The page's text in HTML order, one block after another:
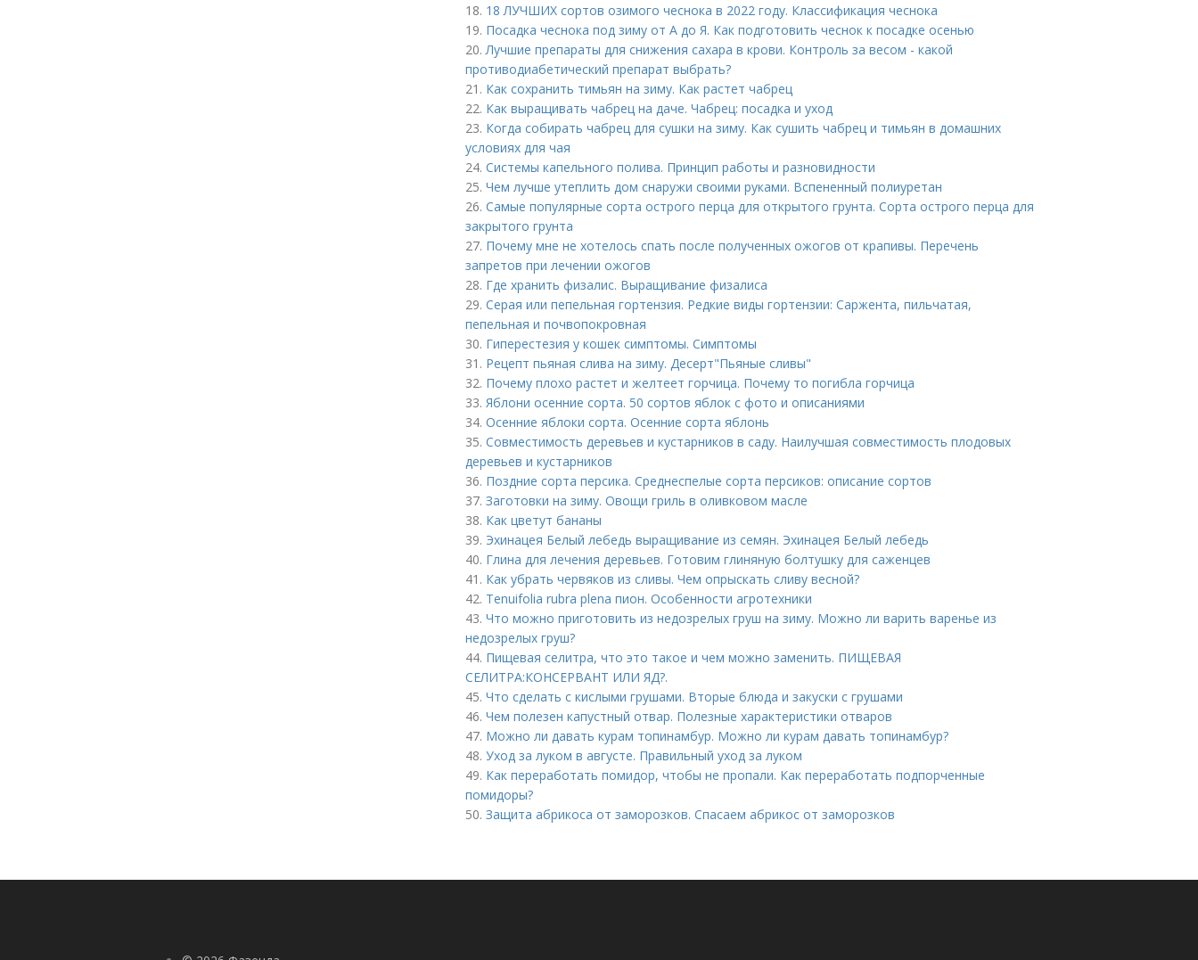
18. 18 ЛУЧШИХ сортов озимого чеснока в 2022 году. Классификация чеснока
19. Посадка чеснока под зиму от А до Я. Как подготовить чеснок к посадке осенью
20.Лучшие препараты для снижения сахара в крови. Контроль за весом - какой
противодиабетический препарат выбрать?
21. Как сохранить тимьян на зиму. Как растет чабрец
22. Как выращивать чабрец на даче. Чабрец: посадка и уход
23. Когда собирать чабрец для сушки на зиму. Как сушить чабрец и тимьян в домашних
условиях для чая
24. Системы капельного полива. Принцип работы и разновидности
25. Чем лучше утеплить дом снаружи своими руками. Вспененный полиуретан
26. Самые популярные сорта острого перца для открытого грунта. Сорта острого перца для
закрытого грунта
27. Почему мне не хотелось спать после полученных ожогов от крапивы. Перечень
запретов при лечении ожогов
28. Где хранить физалис. Выращивание физалиса
29. Серая или пепельная гортензия. Редкие виды гортензии: Саржента, пильчатая,
пепельная и почвопокровная
30. Гиперестезия у кошек симптомы. Симптомы
31. Рецепт пьяная слива на зиму. Десерт"Пьяные сливы"
32. Почему плохо растет и желтеет горчица. Почему то погибла горчица
33. Яблони осенние сорта. 50 сортов яблок с фото и описаниями
34. Осенние яблоки сорта. Осенние сорта яблонь
35. Совместимость деревьев и кустарников в саду. Наилучшая совместимость плодовых
деревьев и кустарников
36. Поздние сорта персика. Среднеспелые сорта персиков: описание сортов
37. Заготовки на зиму. Овощи гриль в оливковом масле
38. Как цветут бананы
39. Эхинацея Белый лебедь выращивание из семян. Эхинацея Белый лебедь
40. Глина для лечения деревьев. Готовим глиняную болтушку для саженцев
41. Как убрать червяков из сливы. Чем опрыскать сливу весной?
42. Tenuifolia rubra plena пион. Особенности агротехники
43. Что можно приготовить из недозрелых груш на зиму. Можно ли варить варенье из
недозрелых груш?
44. Пищевая селитра, что это такое и чем можно заменить. ПИЩЕВАЯ
СЕЛИТРА:КОНСЕРВАНТ ИЛИ ЯД?.
45. Что сделать с кислыми грушами. Вторые блюда и закуски с грушами
46. Чем полезен капустный отвар. Полезные характеристики отваров
47. Можно ли давать курам топинамбур. Можно ли курам давать топинамбур?
48. Уход за луком в августе. Правильный уход за луком
49. Как переработать помидор, чтобы не пропали. Как переработать подпорченные
помидоры?
50. Защита абрикоса от заморозков. Спасаем абрикос от заморозков